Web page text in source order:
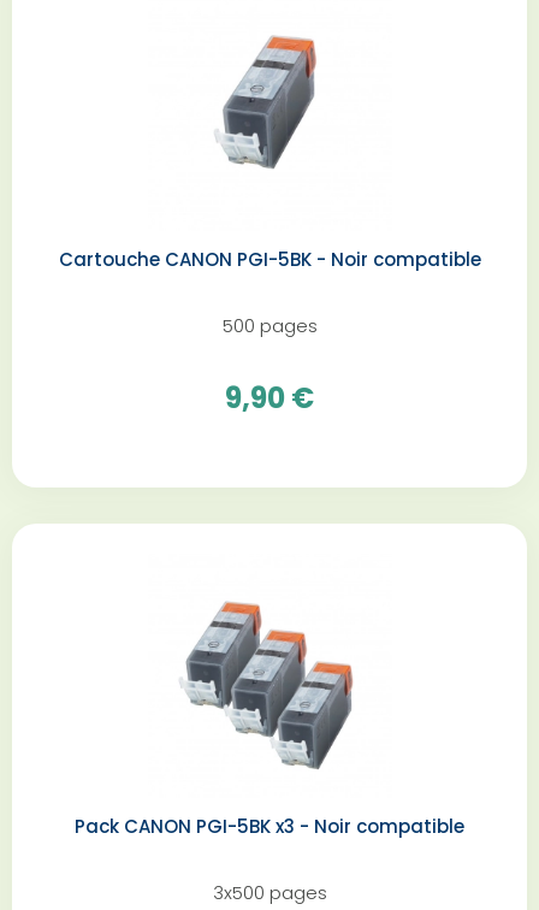
Cartouche CANON PGI-5BK - Noir compatible
500 pages
9,90 €
Pack CANON PGI-5BK x3 - Noir compatible
3x500 pages